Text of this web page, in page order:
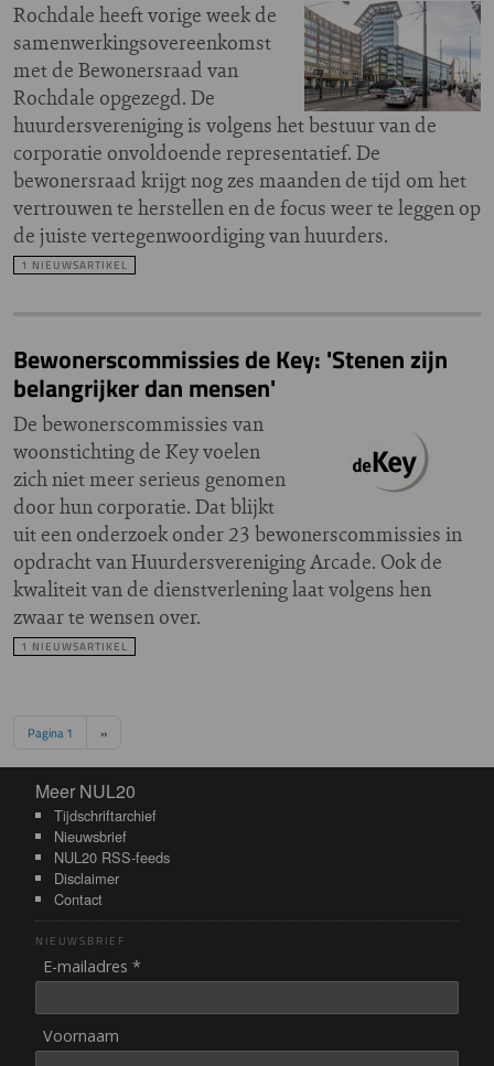
Rochdale heeft vorige week de
samenwerkingsovereenkomst
met de Bewonersraad van
Rochdale opgezegd. De
huurdersvereniging is volgens het bestuur van de
corporatie onvoldoende representatief. De
bewonersraad krijgt nog zes maanden de tijd om het
vertrouwen te herstellen en de focus weer te leggen op
de juiste vertegenwoordiging van huurders.
1 NIEUWSARTIKEL
Bewonerscommissies de Key: 'Stenen zijn
belangrijker dan mensen'
De bewonerscommissies van
woonstichting de Key voelen
zich niet meer serieus genomen
door hun corporatie. Dat blijkt
uit een onderzoek onder 23 bewonerscommissies in
opdracht van Huurdersvereniging Arcade. Ook de
kwaliteit van de dienstverlening laat volgens hen
zwaar te wensen over.
1 NIEUWSARTIKEL
Paginering
Pagina 1 Volgende pagina
››
Meer NUL20
Meer NUL20
Tijdschriftarchief
Nieuwsbrief
NUL20 RSS-feeds
Disclaimer
Contact
NIEUWSBRIEF
E-mailadres *
Voornaam